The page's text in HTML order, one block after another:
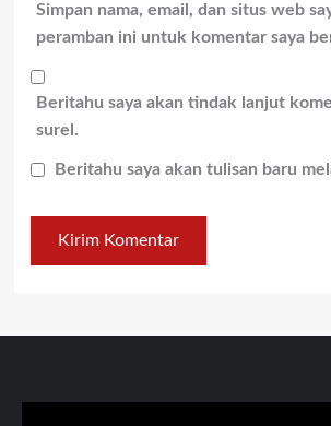
Simpan nama, email, dan situs web
peramban ini untuk komentar saya
Beritahu saya akan tindak lanjut
surel.
Beritahu saya akan tulisan baru